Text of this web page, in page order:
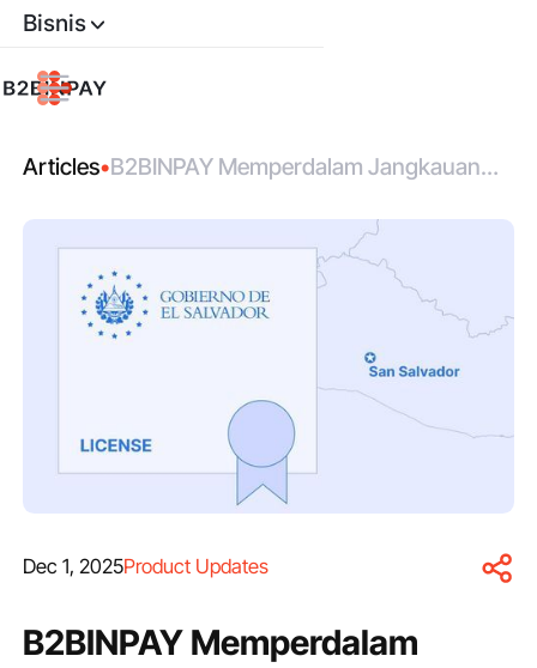
Bisnis
Articles•B2BINPAY Memperdalam Jangkauan
Dec 1, 2025Product Updates
B2BINPAY Memperdalam